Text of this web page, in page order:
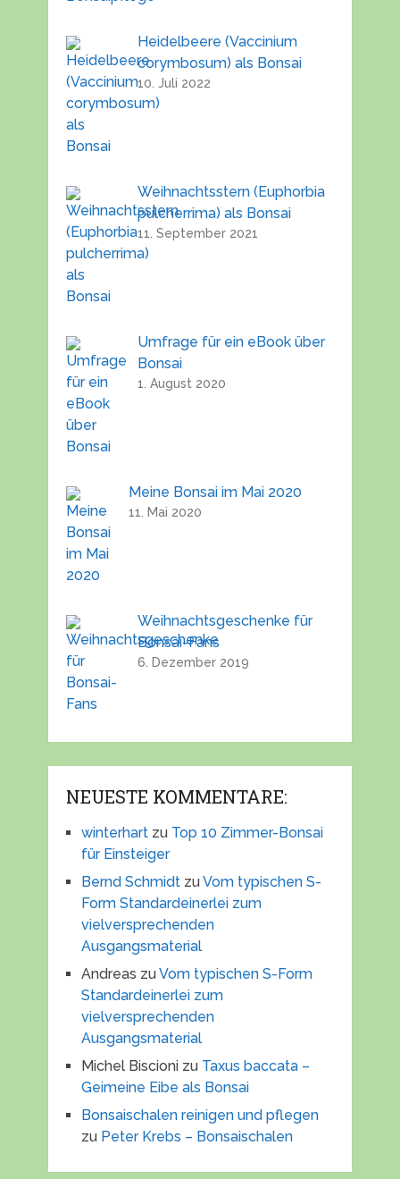
Heidelbeere (Vaccinium
corymbosum) als Bonsai
10. Juli 2022
Weihnachtsstern (Euphorbia
pulcherrima) als Bonsai
11. September 2021
Umfrage für ein eBook über
Bonsai
1. August 2020
Meine Bonsai im Mai 2020
11. Mai 2020
Weihnachtsgeschenke für
Bonsai-Fans
6. Dezember 2019
NEUESTE KOMMENTARE:
winterhartzu Top 10 Zimmer-Bonsai
für Einsteiger
Bernd SchmidtzuVom typischen S-
Form Standardeinerlei zum
vielversprechenden
Ausgangsmaterial
Andreas zuVom typischen S-Form
Standardeinerlei zum
vielversprechenden
Ausgangsmaterial
Michel Biscionizu Taxus baccata –
Geimeine Eibe als Bonsai
Bonsaischalen reinigen und pflegen
zu Peter Krebs – Bonsaischalen